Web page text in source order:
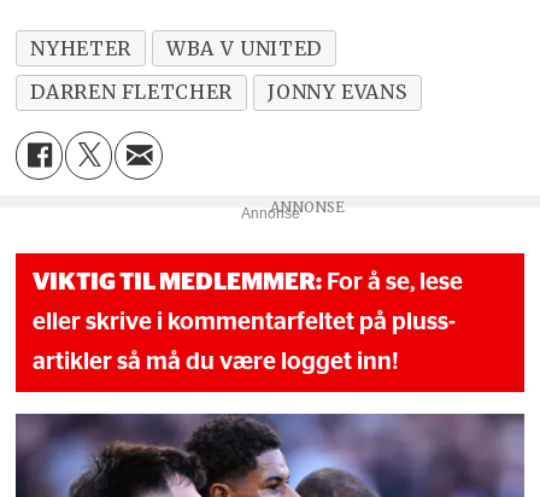
NYHETER
WBA V UNITED
DARREN FLETCHER
JONNY EVANS
Annonse
VIKTIG TIL MEDLEMMER: For å se, lese
eller skrive i kommentarfeltet på pluss-
artikler så må du være logget inn!